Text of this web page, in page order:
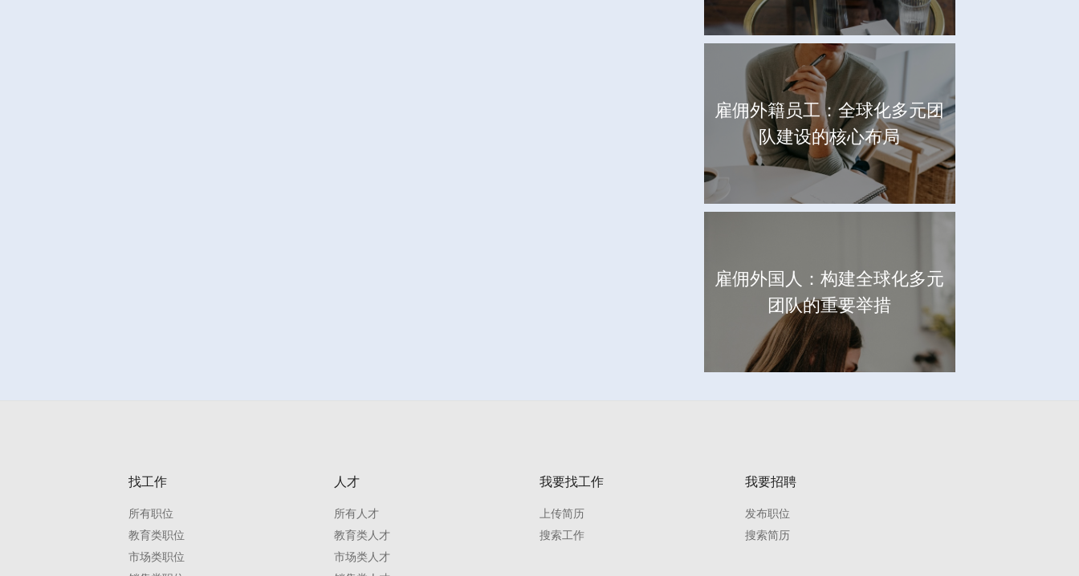
雇佣外籍员工：全球化多元团
队建设的核心布局
雇佣外国人：构建全球化多元
团队的重要举措
找工作
所有职位
教育类职位
市场类职位
人才
所有人才
教育类人才
市场类人才
我要找工作
上传简历
搜索工作
我要招聘
发布职位
搜索简历